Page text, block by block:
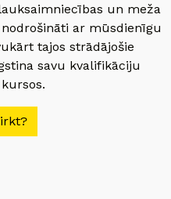
un meža
ar mūsdienīgu
tajos strādājošie
savu kvalifikāciju